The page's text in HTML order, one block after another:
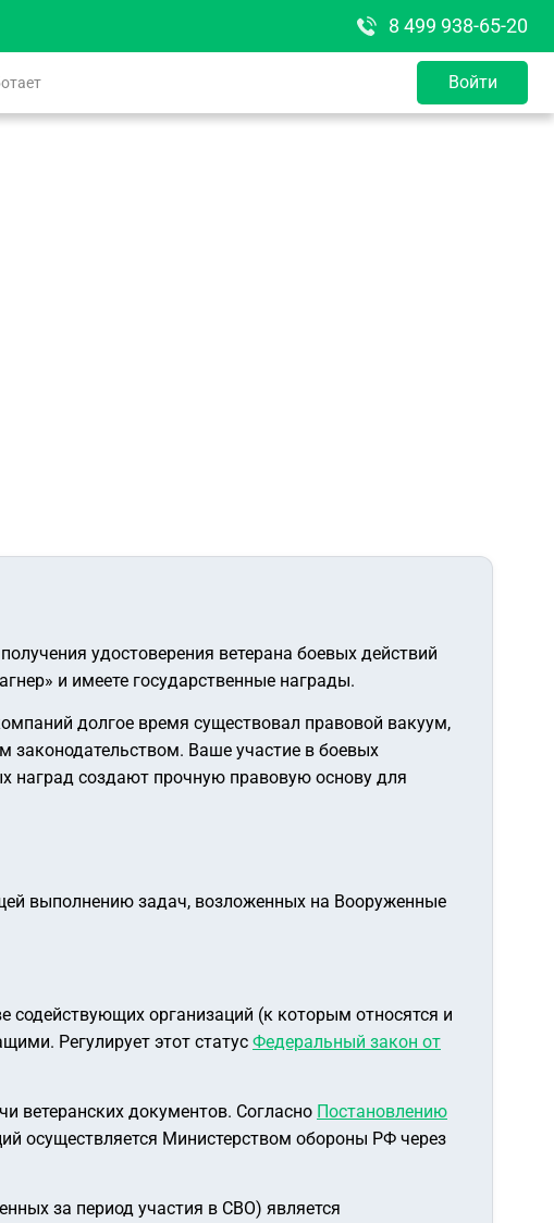
8 499 938-65-20
Войти
удостоверения ветерана боевых действий
и имеете государственные награды.
долгое время существовал правовой вакуум,
Ваше участие в боевых
наград создают прочную правовую основу для
выполнению задач, возложенных на Вооруженные
содействующих организаций (к которым относятся и
Регулирует этот статус Федеральный закон от
ветеранских документов. Согласно Постановлению
осуществляется Министерством обороны РФ через
за период участия в СВО) является